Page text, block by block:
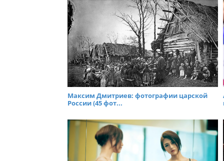
Максим Дмитриев: фотографии царской
России (45 фот...